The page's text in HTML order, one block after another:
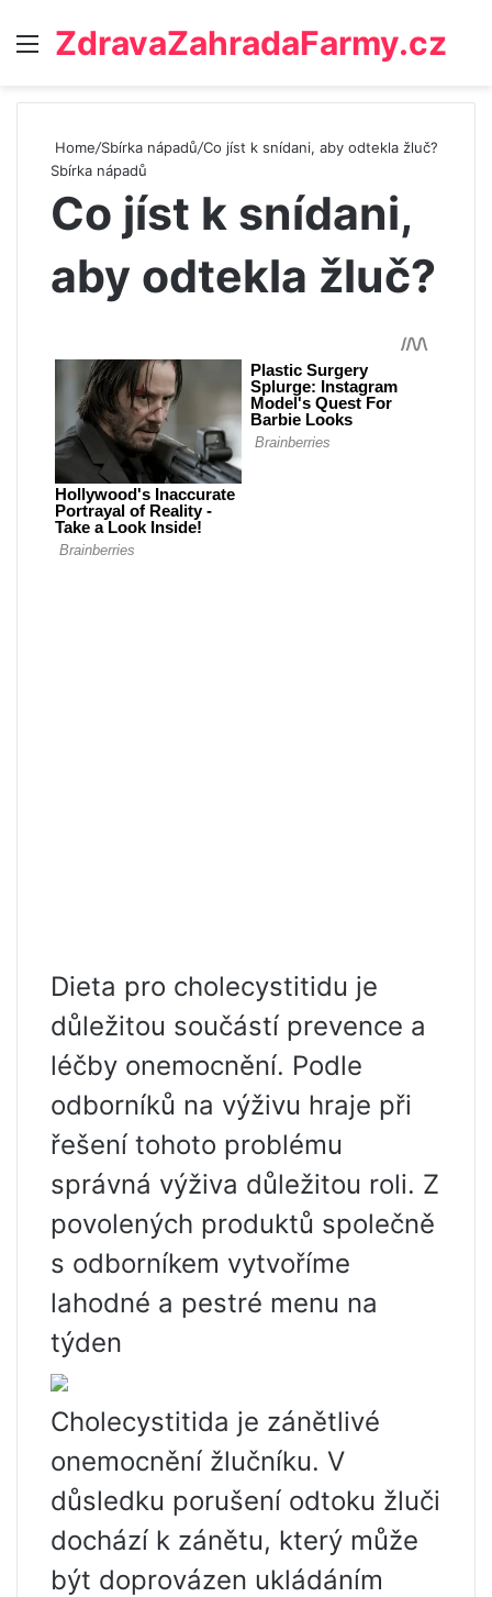
Menu
ZdravaZahradaFarmy.cz
Home/Sbírka nápadů/Co jíst k snídani, aby odtekla žluč?
Sbírka nápadů
Co jíst k snídani,
aby odtekla žluč?
Dieta pro cholecystitidu je
důležitou součástí prevence a
léčby onemocnění. Podle
odborníků na výživu hraje při
řešení tohoto problému
správná výživa důležitou roli. Z
povolených produktů společně
s odborníkem vytvoříme
lahodné a pestré menu na
týden
Cholecystitida je zánětlivé
onemocnění žlučníku. V
důsledku porušení odtoku žluči
dochází k zánětu, který může
být doprovázen ukládáním